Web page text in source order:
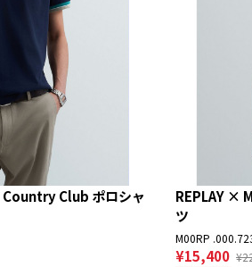
Club ポロシャ
REPLAY ×
ツ
M00RP
¥15,400